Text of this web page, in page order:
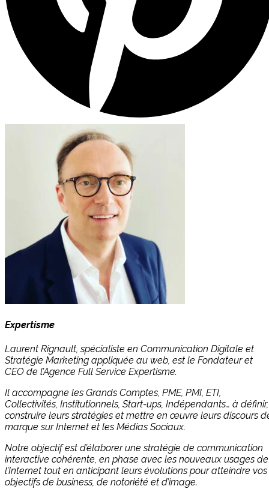
Expertisme
Laurent Rignault, spécialiste en Communication Digitale et
Stratégie Marketing appliquée au web, est le Fondateur et
CEO de l’Agence Full Service Expertisme.
Il accompagne les Grands Comptes, PME, PMI, ETI,
Collectivités, Institutionnels, Start-ups, Indépendants… à définir,
construire leurs stratégies et mettre en œuvre leurs discours
marque sur Internet et les Médias Sociaux.
Notre objectif est d’élaborer une stratégie de communication
interactive cohérente, en phase avec les nouveaux usages de
l’Internet tout en anticipant leurs évolutions pour atteindre vos
objectifs de business, de notoriété et d’image.